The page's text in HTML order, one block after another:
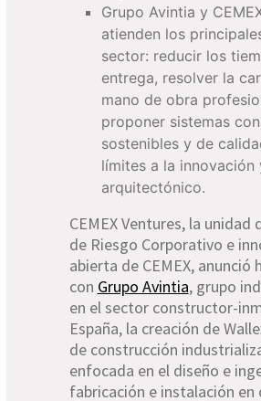
Grupo Avintia y
atienden los
sector: reducir los
entrega, resolver la
mano de obra
proponer sistemas
sostenibles y de
límites a la innovación
arquitectónico.
CEMEX Ventures, la unidad
de Riesgo Corporativo e
abierta de CEMEX, anunció
con Grupo Avintia, grupo
en el sector constructor-
España, la creación de
de construcción
enfocada en el diseño e
fabricación e instalación en